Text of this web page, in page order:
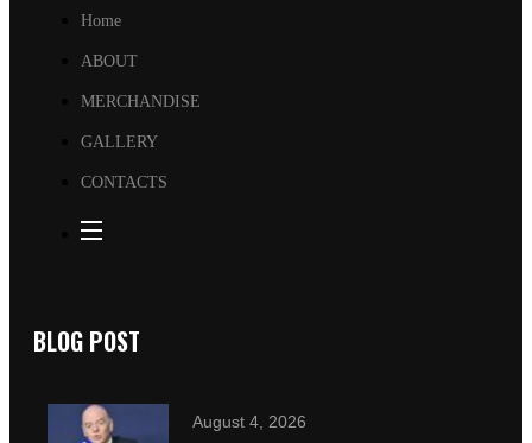
Home
ABOUT
MERCHANDISE
GALLERY
CONTACTS
BLOG POST
August 4, 2026